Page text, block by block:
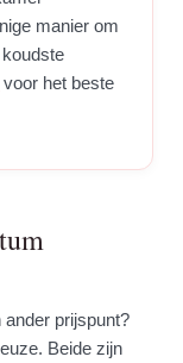
manier om
voor het beste
prijspunt?
Beide zijn